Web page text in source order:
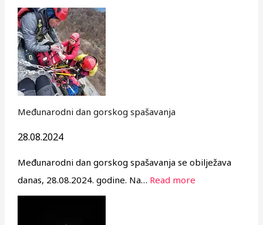
Međunarodni dan gorskog spašavanja
28.08.2024
Međunarodni dan gorskog spašavanja se obilježava
danas, 28.08.2024. godine. Na… Read more